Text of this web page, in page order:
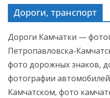
Дороги, транспорт
Дороги Камчатки —
Петропавловска-
фото дорожных знаков,
фотографии
Камчатском, фото